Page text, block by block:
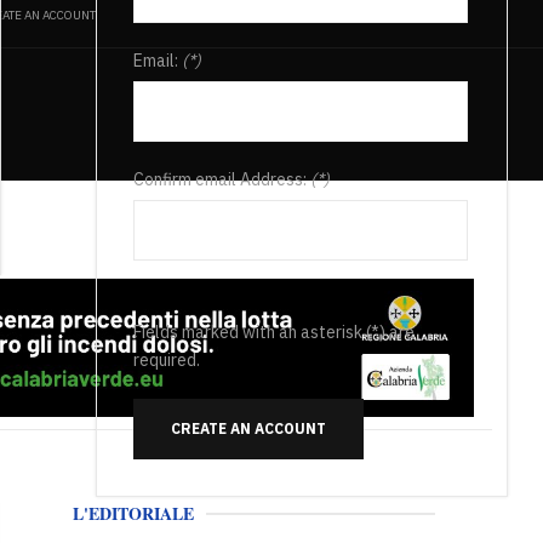
AN ACCOUNT
Email: (*)
Confirm email Address:(*)
Fields marked with an asterisk (*) are
required.
CREATE AN ACCOUNT
L'EDITORIALE